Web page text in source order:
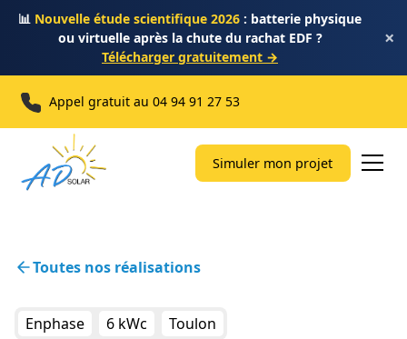
📊 Nouvelle étude scientifique 2026 : batterie physique
ou virtuelle après la chute du rachat EDF ?
Télécharger gratuitement →
×
Appel gratuit au04 94 91 27 53
Simuler mon projet
Toutes nos réalisations
Enphase 6 kWc Toulon